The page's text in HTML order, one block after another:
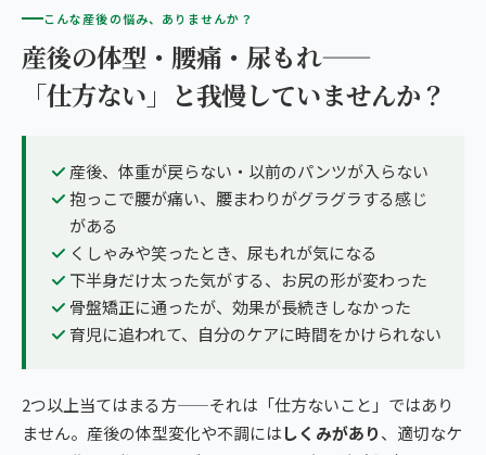
こんな産後の悩み、ありませんか？
産後の体型・腰痛・尿もれ——
「仕方ない」と我慢していませんか？
産後、体重が戻らない・以前のパンツが入らない
抱っこで腰が痛い、腰まわりがグラグラする感じ
がある
くしゃみや笑ったとき、尿もれが気になる
下半身だけ太った気がする、お尻の形が変わった
骨盤矯正に通ったが、効果が長続きしなかった
育児に追われて、自分のケアに時間をかけられない
2つ以上当てはまる方——それは「仕方ないこと」ではあり
ません。産後の体型変化や不調にはしくみがあり、適切なケ